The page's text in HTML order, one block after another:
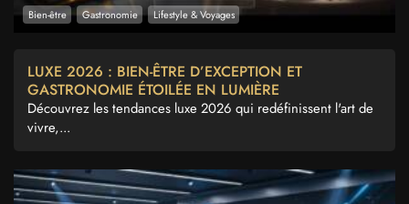
Bien-être Gastronomie Lifestyle & Voyages
LUXE 2026 : BIEN-ÊTRE D’EXCEPTION ET
GASTRONOMIE ÉTOILÉE EN LUMIÈRE
Découvrez les tendances luxe 2026 qui redéfinissent l'art de
vivre,...